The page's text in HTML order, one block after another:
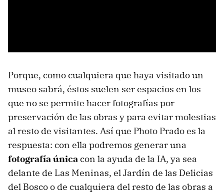
Porque, como cualquiera que haya visitado un
museo sabrá, éstos suelen ser espacios en los
que no se permite hacer fotografías por
preservación de las obras y para evitar molestias
al resto de visitantes. Así que Photo Prado es la
respuesta: con ella podremos generar una
fotografía únicacon la ayuda de la IA, ya sea
delante de Las Meninas, el Jardín de las Delicias
del Bosco o de cualquiera del resto de las obras a